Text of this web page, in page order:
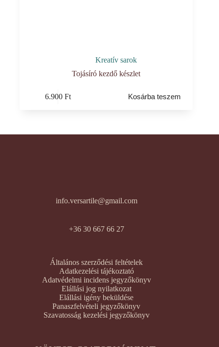
Kreatív sarok
Tojásíró kezdő készlet
6.900Ft Kosárba teszem
info.versartile@gmail.com
+36 30 667 66 27
Általános szerződési feltételek
Adatkezelési tájékoztató
Adatvédelmi incidens jegyzőkönyv
Elállási jog nyilatkozat
Elállási igény beküldése
Panaszfelvételi jegyzőkönyv
Szavatosság kezelési jegyzőkönyv